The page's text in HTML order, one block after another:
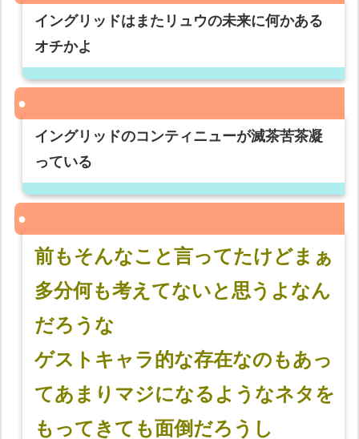
イングリッドはまたリュウの未来に何かある
オチかよ
イングリッドのコンティニューが滅茶苦茶凝
っている
前もそんなこと言ってたけどまぁ
多分何も考えてないと思うよなん
だろうな
ゲストキャラ的な存在なのもあっ
てあまりマジになるようなネタを
もってきても面倒だろうし